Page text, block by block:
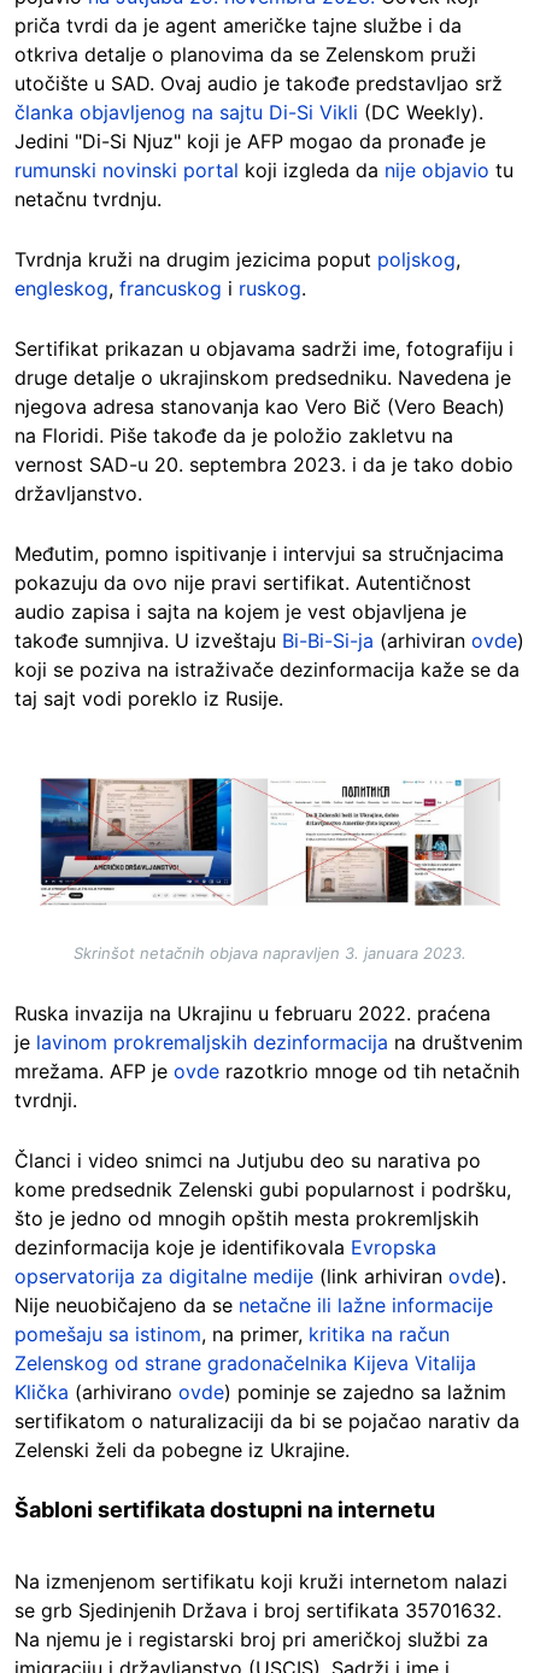
priča tvrdi da je agent američke tajne službe i da
otkriva detalje o planovima da se Zelenskom pruži
utočište u SAD. Ovaj audio je takođe predstavljao srž
članka objavljenog na sajtu Di-Si Vikli (DC Weekly).
Jedini "Di-Si Njuz" koji je AFP mogao da pronađe je
rumunski novinski portal koji izgleda da nije objavio tu
netačnu tvrdnju.
Tvrdnja kruži na drugim jezicima poput poljskog,
engleskog, francuskog i ruskog.
Sertifikat prikazan u objavama sadrži ime, fotografiju i
druge detalje o ukrajinskom predsedniku. Navedena je
njegova adresa stanovanja kao Vero Bič (Vero Beach)
na Floridi. Piše takođe da je položio zakletvu na
vernost SAD-u 20. septembra 2023. i da je tako dobio
državljanstvo.
Međutim, pomno ispitivanje i intervjui sa stručnjacima
pokazuju da ovo nije pravi sertifikat. Autentičnost
audio zapisa i sajta na kojem je vest objavljena je
takođe sumnjiva. U izveštaju Bi-Bi-Si-ja (arhiviran ovde)
koji se poziva na istraživače dezinformacija kaže se da
taj sajt vodi poreklo iz Rusije.
Image
Skrinšot netačnih objava napravljen 3. januara 2023.
Ruska invazija na Ukrajinu u februaru 2022. praćena
je lavinom prokremaljskih dezinformacija na društvenim
mrežama. AFP je ovde razotkrio mnoge od tih netačnih
tvrdnji.
Članci i video snimci na Jutjubu deo su narativa po
kome predsednik Zelenski gubi popularnost i podršku,
što je jedno od mnogih opštih mesta prokremljskih
dezinformacija koje je identifikovala Evropska
opservatorija za digitalne medije (link arhiviran ovde).
Nije neuobičajeno da se netačne ili lažne informacije
pomešaju sa istinom, na primer, kritika na račun
Zelenskog od strane gradonačelnika Kijeva Vitalija
Klička (arhivirano ovde) pominje se zajedno sa lažnim
sertifikatom o naturalizaciji da bi se pojačao narativ da
Zelenski želi da pobegne iz Ukrajine.
Šabloni sertifikata dostupni na internetu
Na izmenjenom sertifikatu koji kruži internetom nalazi
se grb Sjedinjenih Država i broj sertifikata 35701632.
Na njemu je i registarski broj pri američkoj službi za